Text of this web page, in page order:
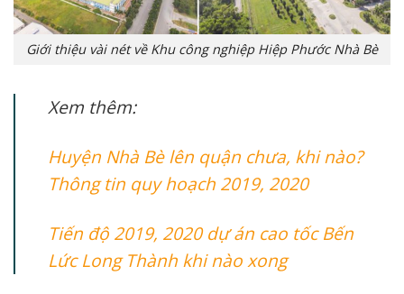
Giới thiệu vài nét về Khu công nghiệp Hiệp Phước Nhà Bè
Xem thêm:
Huyện Nhà Bè lên quận chưa, khi nào?
Thông tin quy hoạch 2019, 2020
Tiến độ 2019, 2020 dự án cao tốc Bến
Lức Long Thành khi nào xong